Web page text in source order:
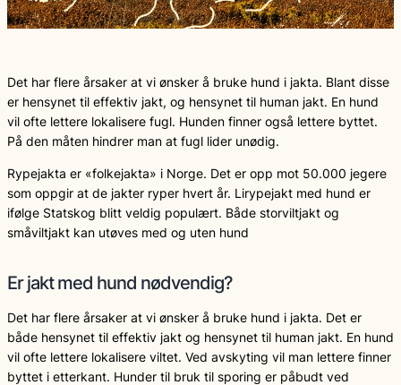
Det har flere årsaker at vi ønsker å bruke hund i jakta. Blant disse
er hensynet til effektiv jakt, og hensynet til human jakt. En hund
vil ofte lettere lokalisere fugl. Hunden finner også lettere byttet.
På den måten hindrer man at fugl lider unødig.
Rypejakta er «folkejakta» i Norge. Det er opp mot 50.000 jegere
som oppgir at de jakter ryper hvert år. Lirypejakt med hund er
ifølge Statskog blitt veldig populært. Både storviltjakt og
småviltjakt kan utøves med og uten hund
Er jakt med hund nødvendig?
Det har flere årsaker at vi ønsker å bruke hund i jakta. Det er
både hensynet til effektiv jakt og hensynet til human jakt. En hund
vil ofte lettere lokalisere viltet. Ved avskyting vil man lettere finner
byttet i etterkant. Hunder til bruk til sporing er påbudt ved